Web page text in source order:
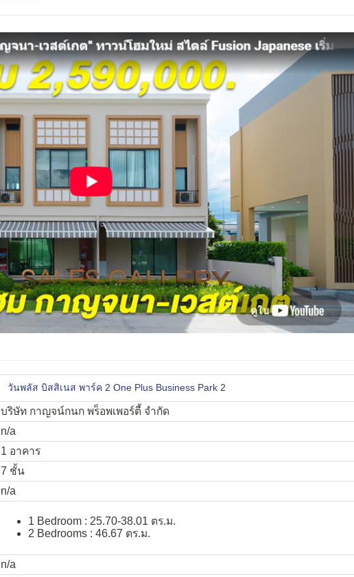
วันพลัส บิสสิเนส พาร์ค 2 One Plus Business Park 2
บริษัท กาญจน์กนก พร็อพเพอร์ตี้ จำกัด
n/a
1 อาคาร
7 ชั้น
n/a
1 Bedroom : 25.70-38.01 ตร.ม.
2 Bedrooms : 46.67 ตร.ม.
n/a